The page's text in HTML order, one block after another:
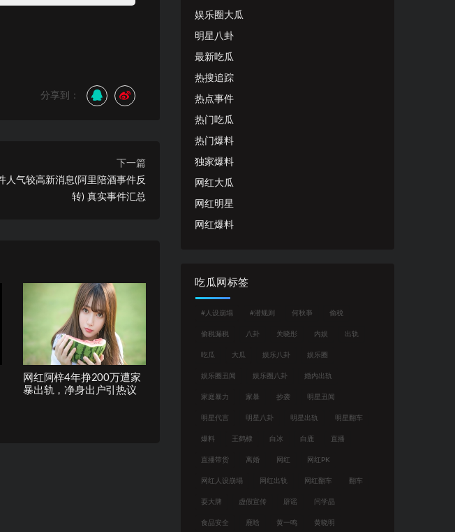
分享到：
下一篇
人气较高新消息(阿里陪酒事件反
转) 真实事件汇总
网红阿梓4年挣200万遭家
暴出轨，净身出户引热议
娱乐圈大瓜
明星八卦
最新吃瓜
热搜追踪
热点事件
热门吃瓜
热门爆料
独家爆料
网红大瓜
网红明星
网红爆料
吃瓜网标签
#人设崩塌 #潜规则 何秋亊 偷税
偷税漏税 八卦 关晓彤 内娱 出轨
吃瓜 大瓜 娱乐八卦 娱乐圈
娱乐圈丑闻 娱乐圈八卦 婚内出轨
家庭暴力 家暴 抄袭 明星丑闻
明星代言 明星八卦 明星出轨 明星翻车
爆料 王鹤棣 白冰 白鹿 直播
直播带货 离婚 网红 网红PK
网红人设崩塌 网红出轨 网红翻车 翻车
耍大牌 虚假宣传 辟谣 闫学晶
食品安全 鹿晗 黄一鸣 黄晓明